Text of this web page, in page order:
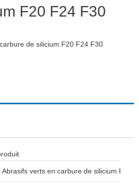
F20 F24 F30
de silicium F20 F24 F30
Abrasifs verts en carbure de silicium F20